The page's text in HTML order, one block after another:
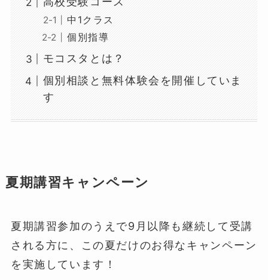
中1クラス
個別指導
モコスタとは？
個別相談と無料体験会を開催していま
す
夏期講習キャンペーン
夏期講習参加のうえで9月以降も継続して受講
される方に、この夏だけのお得なキャンペーン
を実施しています！